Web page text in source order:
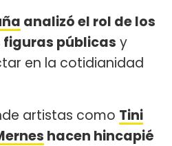
analizó el rol de los
figuras públicas y
en la cotidianidad
artistas como Tini
hacen hincapié